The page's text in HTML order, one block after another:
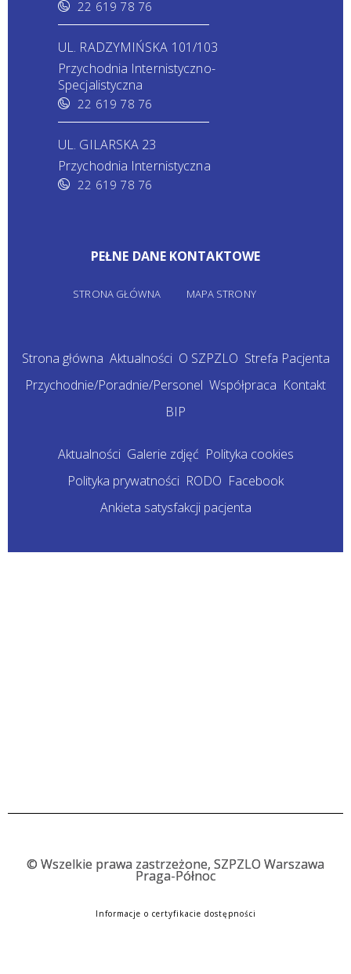
22 619 78 76
UL. RADZYMIŃSKA 101/103
Przychodnia Internistyczno-
Specjalistyczna
22 619 78 76
UL. GILARSKA 23
Przychodnia Internistyczna
22 619 78 76
PEŁNE DANE KONTAKTOWE
STRONA GŁÓWNA MAPA STRONY
Strona główna Aktualności O SZPZLO Strefa Pacjenta
Przychodnie/Poradnie/Personel Współpraca Kontakt
BIP
Aktualności Galerie zdjęć Polityka cookies
Polityka prywatności RODO Facebook
Ankieta satysfakcji pacjenta
© Wszelkie prawa zastrzeżone, SZPZLO Warszawa
Praga-Północ
Informacje o certyfikacie dostępności